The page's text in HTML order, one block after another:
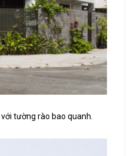
tường rào bao quanh.